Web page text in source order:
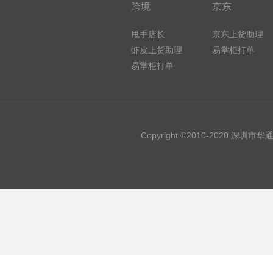
跨境
甩手店长
虾皮上货助理
易掌柜打单
京东
京东上货助理
易掌柜打单
Copyright ©2010-2020 深圳市华